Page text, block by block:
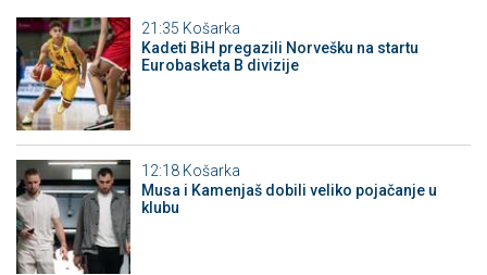
21:35 Košarka
Kadeti BiH pregazili Norvešku na startu
Eurobasketa B divizije
12:18 Košarka
Musa i Kamenjaš dobili veliko pojačanje u
klubu